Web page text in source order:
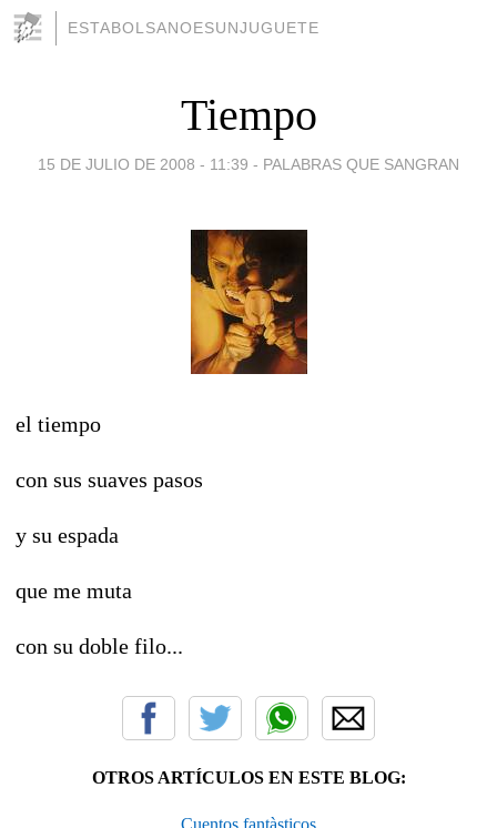
ESTABOLSANOESUNJUGUETE
Tiempo
15 DE JULIO DE 2008 - 11:39 - PALABRAS QUE SANGRAN
el tiempo
con sus suaves pasos
y su espada
que me muta
con su doble filo...
OTROS ARTÍCULOS EN ESTE BLOG:
Cuentos fantàsticos